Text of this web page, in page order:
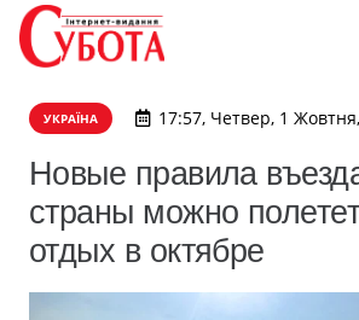
УКРАЇНА 17:57, Четвер, 1
Новые правила
страны можно
отдых в октябре